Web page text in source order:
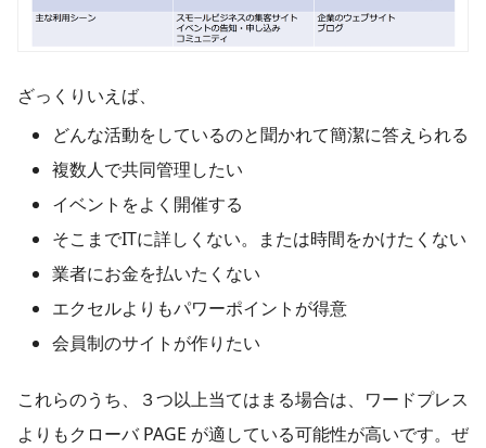
ざっくりいえば、
どんな活動をしているのと聞かれて簡潔に答えられる
複数人で共同管理したい
イベントをよく開催する
そこまでITに詳しくない。または時間をかけたくない
業者にお金を払いたくない
エクセルよりもパワーポイントが得意
会員制のサイトが作りたい
これらのうち、３つ以上当てはまる場合は、ワードプレス
よりもクローバ PAGE が適している可能性が高いです。ぜ